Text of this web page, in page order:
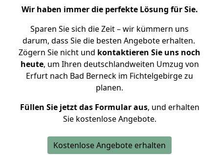
Wir haben immer die perfekte Lösung für Sie.
Sparen Sie sich die Zeit – wir kümmern uns
darum, dass Sie die besten Angebote erhalten.
Zögern Sie nicht und kontaktieren Sie uns noch
heute, um Ihren deutschlandweiten Umzug von
Erfurt nach Bad Berneck im Fichtelgebirge zu
planen.
Füllen Sie jetzt das Formular aus, und erhalten
Sie kostenlose Angebote.
Kostenlose Angebote erhalten